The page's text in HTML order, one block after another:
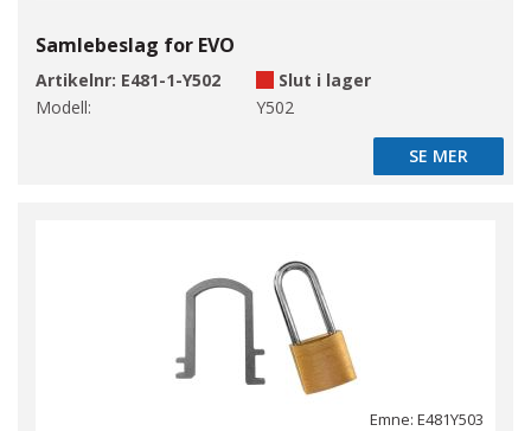
Samlebeslag for EVO
Artikelnr: E481-1-Y502
Slut i lager
Modell:
Y502
SE MER
SE MER
Emne: E481Y503